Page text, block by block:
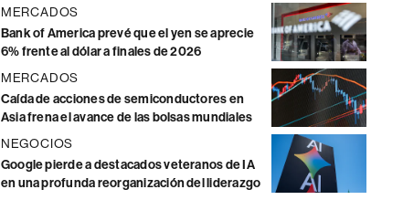
MERCADOS
Bank of America prevé que el yen se aprecie
6% frente al dólar a finales de 2026
MERCADOS
Caída de acciones de semiconductores en
Asia frena el avance de las bolsas mundiales
NEGOCIOS
Google pierde a destacados veteranos de IA
en una profunda reorganización del liderazgo